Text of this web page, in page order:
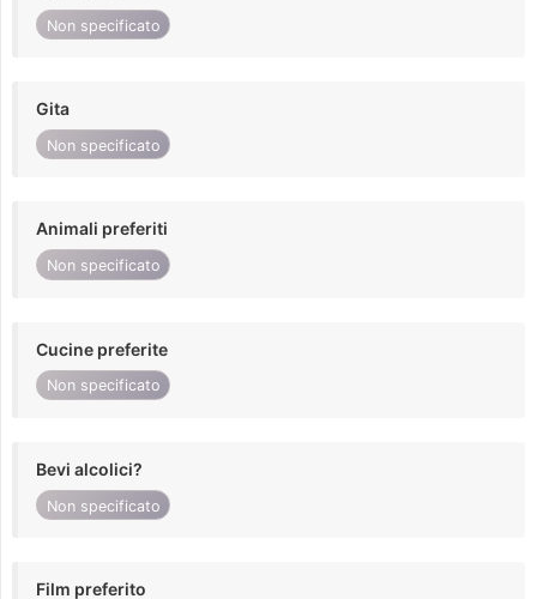
Non specificato
Gita
Non specificato
Animali preferiti
Non specificato
Cucine preferite
Non specificato
Bevi alcolici?
Non specificato
Film preferito